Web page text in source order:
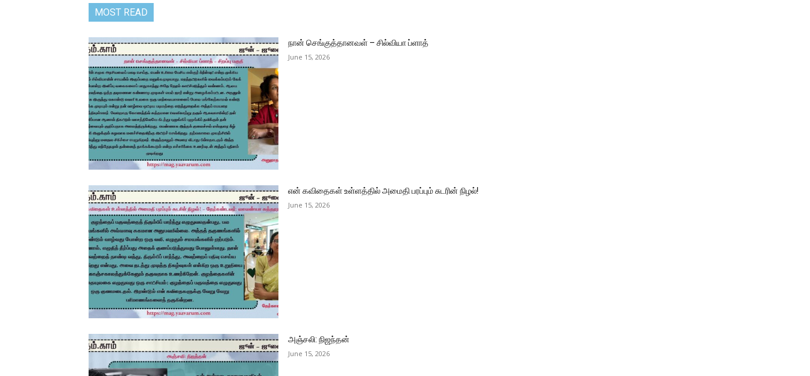
MOST READ
நான் செங்குத்தானவள் – சில்வியா ப்ளாத்
June 15, 2026
என் கவிதைகள் உள்ளத்தில் அமைதி பரப்பும் சுடரின் நிழல்!
June 15, 2026
அஞ்சலி: நிஜந்தன்
June 15, 2026